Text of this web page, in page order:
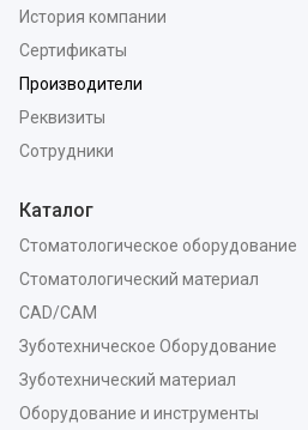
История компании
Сертификаты
Производители
Реквизиты
Сотрудники
Каталог
Стоматологическое оборудование
Стоматологический материал
CAD/CAM
Зуботехническое Оборудование
Зуботехнический материал
Оборудование и инструменты